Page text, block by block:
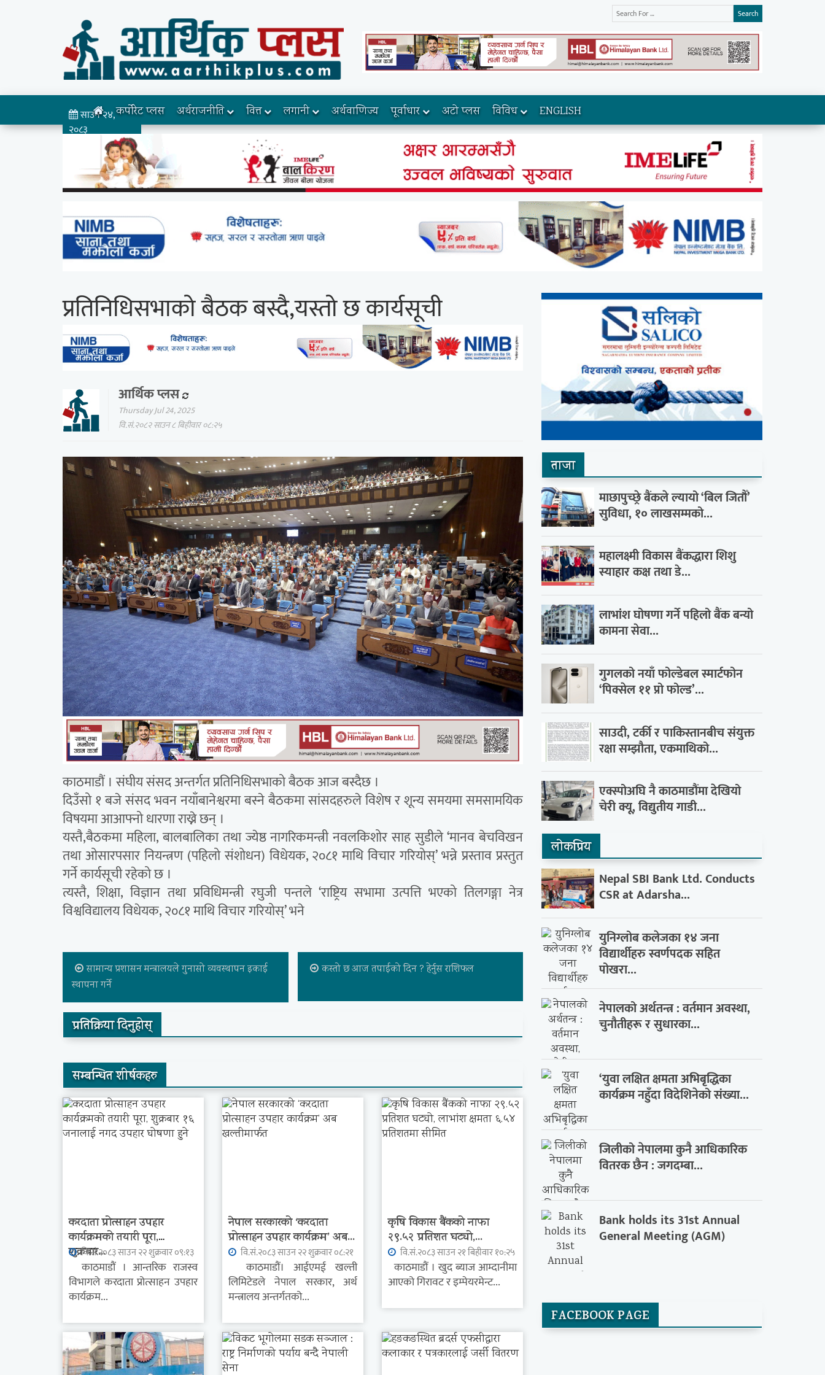
Search
साउन २४,
२०८३
कर्पोरेट प्लस अर्थराजनीति वित्त लगानी अर्थवाणिज्य पूर्वाधार अटो प्लस विविध ENGLISH
प्रतिनिधिसभाको बैठक बस्दै,यस्तो छ कार्यसूची
आर्थिक प्लस
Thursday Jul 24, 2025
वि.सं.२०८२ साउन ८ बिहीवार ०८:२५
काठमाडौं । संघीय संसद अन्तर्गत प्रतिनिधिसभाको बैठक आज बस्दैछ ।
दिउँसो १ बजे संसद भवन नयाँबानेश्वरमा बस्ने बैठकमा सांसदहरुले विशेष र शून्य समयमा समसामयिक
विषयमा आआफ्नो धारणा राख्ने छन् ।
यस्तै,बैठकमा महिला, बालबालिका तथा ज्येष्ठ नागरिकमन्त्री नवलकिशोर साह सुडीले ‘मानव बेचविखन
तथा ओसारपसार नियन्त्रण (पहिलो संशोधन) विधेयक, २०८१ माथि विचार गरियोस्’ भन्ने प्रस्ताव प्रस्तुत
गर्ने कार्यसूची रहेको छ ।
त्यस्तै, शिक्षा, विज्ञान तथा प्रविधिमन्त्री रघुजी पन्तले ‘राष्ट्रिय सभामा उत्पत्ति भएको तिलगङ्गा नेत्र
विश्वविद्यालय विधेयक, २०८१ माथि विचार गरियोस्’ भने
सामान्य प्रशासन मन्त्रालयले गुनासो व्यवस्थापन इकाई
स्थापना गर्ने
कस्तो छ आज तपाईको दिन ? हेर्नुस राशिफल
प्रतिक्रिया दिनुहोस्
सम्बन्धित शीर्षकहरु
करदाता प्रोत्साहन उपहार
कार्यक्रमको तयारी पूरा,
शुक्रबार...
वि.सं.२०८३ साउन २२ शुक्रवार ०९:१३
काठमाडौं । आन्तरिक राजस्व
विभागले करदाता प्रोत्साहन उपहार
कार्यक्रम...
नेपाल सरकारको ‘करदाता
प्रोत्साहन उपहार कार्यक्रम’ अब...
वि.सं.२०८३ साउन २२ शुक्रवार ०८:२१
काठमाडौं। आईएमई खल्ती
लिमिटेडले नेपाल सरकार, अर्थ
मन्त्रालय अन्तर्गतको...
कृषि विकास बैंकको नाफा
२९.५२ प्रतिशत घट्यो,...
वि.सं.२०८३ साउन २१ बिहीवार १०:२५
काठमाडौं । खुद ब्याज आम्दानीमा
आएको गिरावट र इम्पेयरमेन्ट...
ताजा
माछापुच्छ्रे बैंकले ल्यायो ‘बिल जितौँ’
सुविधा, १० लाखसम्मको...
महालक्ष्मी विकास बैंकद्धारा शिशु
स्याहार कक्ष तथा डे...
लाभांश घोषणा गर्ने पहिलो बैंक बन्यो
कामना सेवा...
गुगलको नयाँ फोल्डेबल स्मार्टफोन
‘पिक्सेल ११ प्रो फोल्ड’...
साउदी, टर्की र पाकिस्तानबीच संयुक्त
रक्षा सम्झौता, एकमाथिको...
एक्स्पोअघि नै काठमाडौंमा देखियो
चेरी क्यू, विद्युतीय गाडी...
लाेकप्रिय
Nepal SBI Bank Ltd. Conducts
CSR at Adarsha...
युनिग्लोब कलेजका १४ जना
विद्यार्थीहरु स्वर्णपदक सहित
पोखरा...
नेपालको अर्थतन्त्र : वर्तमान अवस्था,
चुनौतीहरू र सुधारका...
‘युवा लक्षित क्षमता अभिबृद्धिका
कार्यक्रम नहुँदा विदेशिनेको संख्या...
जिलीको नेपालमा कुनै आधिकारिक
वितरक छैन : जगदम्बा...
Bank holds its 31st Annual
General Meeting (AGM)
FACEBOOK PAGE